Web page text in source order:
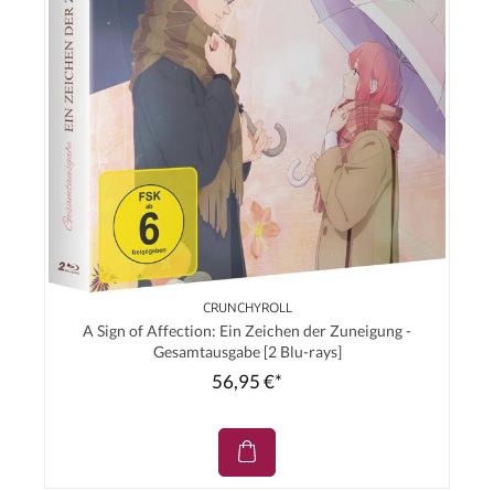
CRUNCHYROLL
A Sign of Affection: Ein Zeichen der Zuneigung -
Gesamtausgabe [2 Blu-rays]
56,95 €*